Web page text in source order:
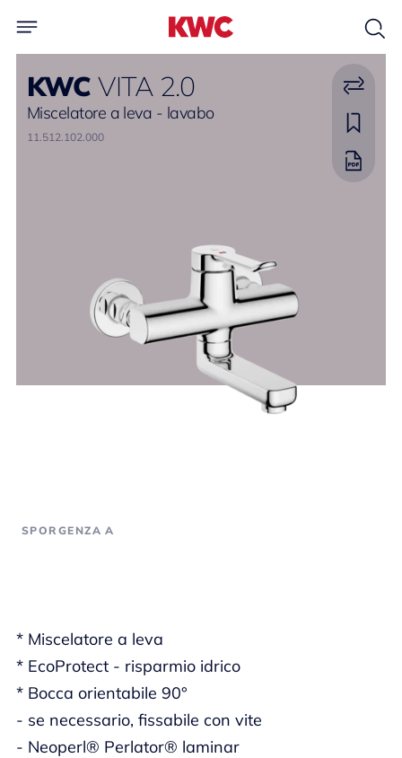
KWCVITA 2.0
Miscelatore a leva - lavabo
11.512.102.000
* Miscelatore a leva
* EcoProtect - risparmio idrico
* Bocca orientabile 90°
- se necessario, fissabile con vite
- Neoperl® Perlator® laminar
SPORGENZA A